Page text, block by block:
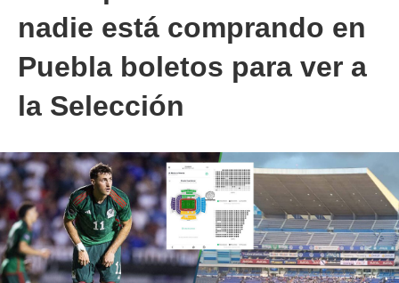
nadie está comprando en
Puebla boletos para ver a
la Selección